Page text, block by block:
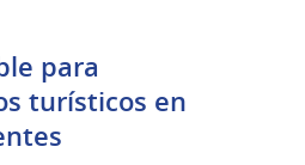
para
turísticos en